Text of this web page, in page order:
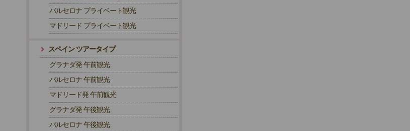
バルセロナ プライベート観光
マドリード プライベート観光
スペイン ツアータイプ
グラナダ発 午前観光
バルセロナ 午前観光
マドリード発 午前観光
グラナダ発 午後観光
バルセロナ 午後観光